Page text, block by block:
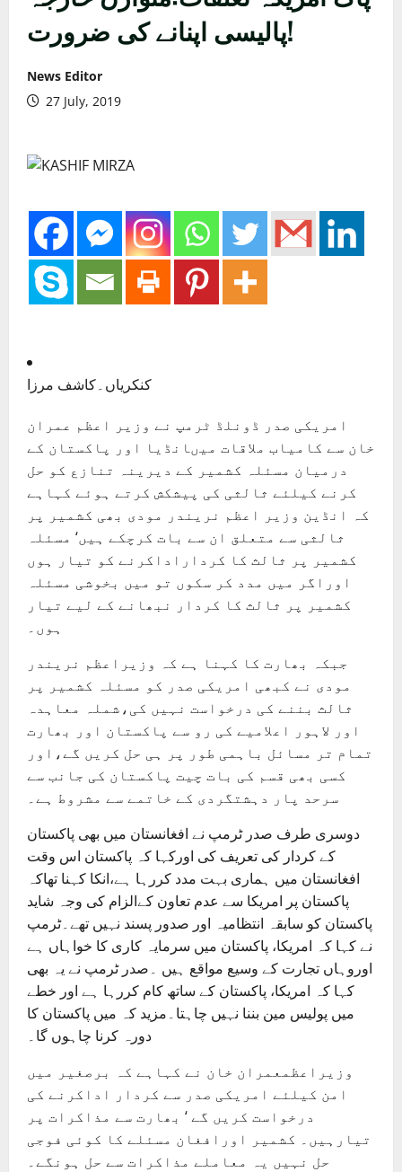
پالیسی اپنانے کی ضرورت!
News Editor
27 July, 2019
کنکریاں۔کاشف مرزا
امریکی صدر ڈونلڈ ٹرمپ نے وزیر اعظم عمران
خان سے کامیاب ملاقات میںانڈیا اور پاکستان کے
درمیان مسئلہ کشمیر کے دیرینہ تنازع کو حل
کرنے کیلئے ثالثی کی پیشکش کرتے ہوئے کہاہے
کہ انڈین وزیر اعظم نریندر مودی بھی کشمیر پر
ثالثی سے متعلق ان سے بات کرچکے ہیں‘ مسئلہ
کشمیر پر ثالث کا کرداراداکرنے کو تیار ہوں
اوراگر میں مدد کر سکوں تو میں بخوشی مسئلہ
کشمیر پر ثالث کا کردار نبھانے کے لیے تیار
ہوں۔
جبکہ بھارت کا کہنا ہے کہ وزیراعظم نریندر
مودی نے کبھی امریکی صدر کو مسئلہ کشمیر پر
ثالث بننے کی درخواست نہیں کی،شملہ معاہدہ
اور لاہور اعلامیے کی رو سے پاکستان اور بھارت
تمام تر مسائل باہمی طور پر ہی حل کریں گے،اور
کسی بھی قسم کی بات چیت پاکستان کی جانب سے
سرحد پار دہشتگردی کے خاتمے سے مشروط ہے۔
دوسری طرف صدر ٹرمپ نے افغانستان میں بھی پاکستان
کے کردار کی تعریف کی اورکہا کہ پاکستان اس وقت
افغانستان میں ہماری بہت مدد کررہا ہے،انکا کہنا تھاکہ
پاکستان پر امریکا سے عدم تعاون کےالزام کی وجہ شاید
پاکستان کو سابقہ انتظامیہ اور صدور پسند نہیں تھے۔ٹرمپ
نے کہا کہ امریکا، پاکستان میں سرمایہ کاری کا خواہاں ہے
اوروہاں تجارت کے وسیع مواقع ہیں ۔صدر ٹرمپ نے یہ بھی
کہا کہ امریکا، پاکستان کے ساتھ کام کررہا ہے اور خطے
میں پولیس مین بننا نہیں چاہتا۔مزید کہ میں پاکستان کا
دورہ کرنا چاہوں گا۔
وزیراعظمعمران خان نے کہاہے کہ برصغیر میں
امن کیلئے امریکی صدر سے کردار اداکرنے کی
درخواست کریں گے ‘ بھارت سے مذاکرات پر
تیارہیں۔ کشمیر اورافغان مسئلے کا کوئی فوجی
حل نہیں یہ معاملے مذاکرات سے حل ہونگے۔